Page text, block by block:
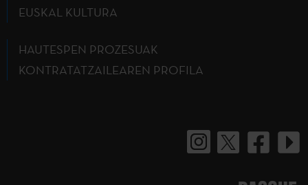
EUSKAL KULTURA
HAUTESPEN PROZESUAK
KONTRATATZAILEAREN PROFILA